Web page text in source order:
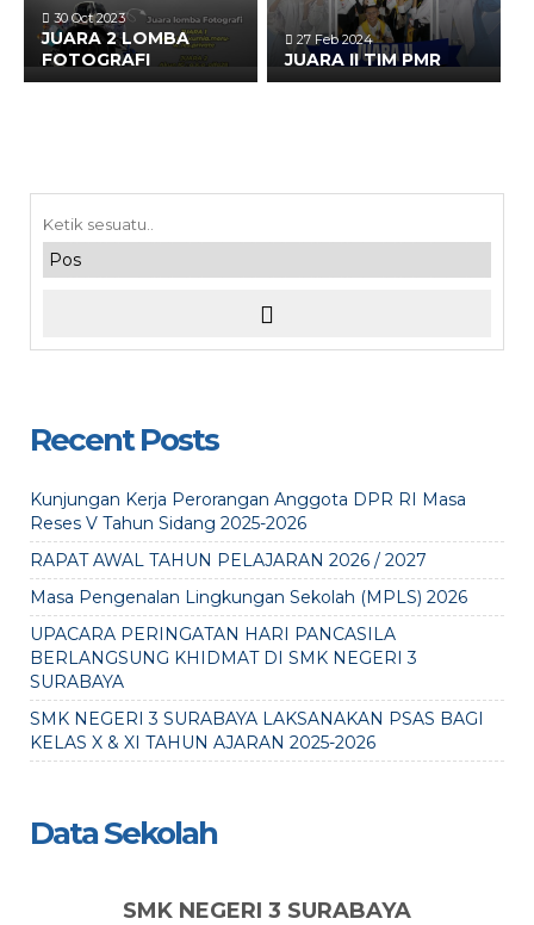
30 Oct 2023
JUARA 2 LOMBA
FOTOGRAFI
27 Feb 2024
JUARA II TIM PMR
Recent Posts
Kunjungan Kerja Perorangan Anggota DPR RI Masa
Reses V Tahun Sidang 2025-2026
RAPAT AWAL TAHUN PELAJARAN 2026 / 2027
Masa Pengenalan Lingkungan Sekolah (MPLS) 2026
UPACARA PERINGATAN HARI PANCASILA
BERLANGSUNG KHIDMAT DI SMK NEGERI 3
SURABAYA
SMK NEGERI 3 SURABAYA LAKSANAKAN PSAS BAGI
KELAS X & XI TAHUN AJARAN 2025-2026
Data Sekolah
SMK NEGERI 3 SURABAYA